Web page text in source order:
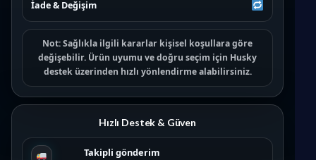
İade & Değişim
Not:Sağlıkla ilgili kararlar kişisel koşullara göre
değişebilir. Ürün uyumu ve doğru seçim için Husky
desteküzerinden hızlı yönlendirme alabilirsiniz.
Hızlı Destek & Güven
Takipli gönderim